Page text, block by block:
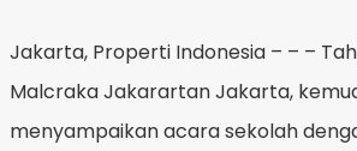
Jakarta, Properti Indonesia – – –
Malcraka Jakarartan Jakarta,
menyampaikan acara sekolah